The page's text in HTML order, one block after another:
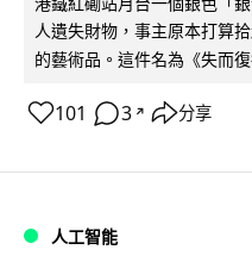
人遺失財物，事主原本打算
的藝術品。這件名為《失而
101 3 ↗ 分享
人工智能